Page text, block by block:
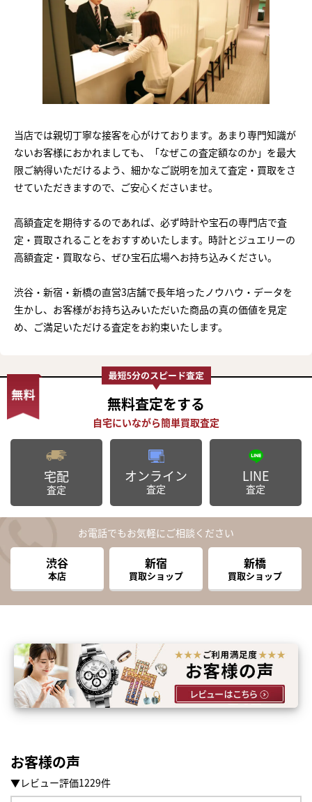
当店では親切丁寧な接客を心がけております。あまり専門知識が
ないお客様におかれましても、「なぜこの査定額なのか」を最大
限ご納得いただけるよう、細かなご説明を加えて査定・買取をさ
せていただきますので、ご安心くださいませ。
高額査定を期待するのであれば、必ず時計や宝石の専門店で査
定・買取されることをおすすめいたします。時計とジュエリーの
高額査定・買取なら、ぜひ宝石広場へお持ち込みください。
渋谷・新宿・新橋の直営3店舗で長年培ったノウハウ・データを
生かし、お客様がお持ち込みいただいた商品の真の価値を見定
め、ご満足いただける査定をお約束いたします。
無料査定をする
宅配
査定
オンライン
査定
LINE
査定
お電話でもお気軽にご相談ください
渋谷
本店
新宿
買取ショップ
新橋
買取ショップ
お客様の声
▼レビュー評価1229件